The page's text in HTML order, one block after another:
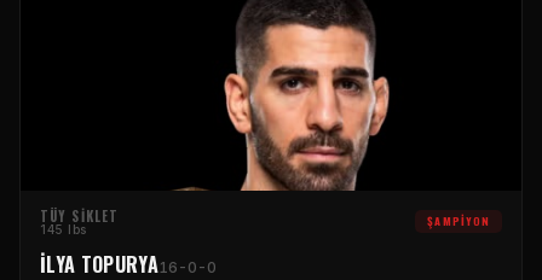
TÜY SIKLET
145 lbs ŞAMPIYON
İLYA TOPURYA16-0-0